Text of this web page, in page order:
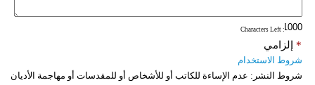
: Characters Left
إلزامي *
شروط الاستخدام
شروط النشر: عدم الإساءة للكاتب أو للأشخاص أو للمقدسات أو مهاجمة الأديان